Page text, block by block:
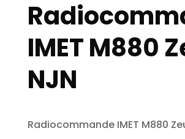
IMET M880
NJN
Radiocommande IMET M880